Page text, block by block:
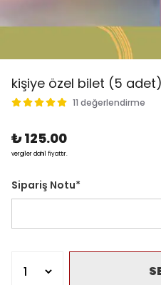
kişiye özel bilet (5 adet)
11 değerlendirme
₺ 125.00
vergiler dahil fiyattır.
Sipariş Notu*